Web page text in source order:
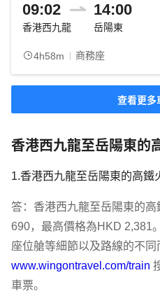
09:02 14:00
香港西九龍 岳陽東
4h58m 商務座
查看更多
香港西九龍至岳陽東的
1.香港西九龍至岳陽東的高鐵
答：香港西九龍至岳陽東的
690，最高價格為HKD 2,381
www.wingontravel.com/train
車票。